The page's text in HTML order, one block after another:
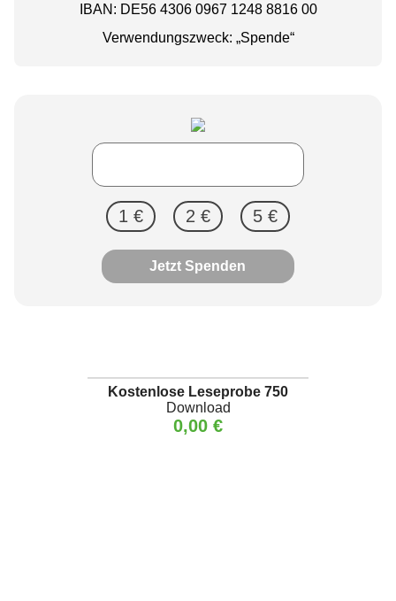
IBAN: DE56 4306 0967 1248 8816 00
Verwendungszweck: „Spende“
1 € 2 € 5 €
Jetzt Spenden
Kostenlose Leseprobe 750
Download
0,00 €